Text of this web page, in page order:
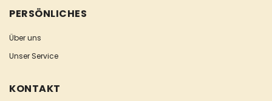
PERSÖNLICHES
Über uns
Unser Service
KONTAKT